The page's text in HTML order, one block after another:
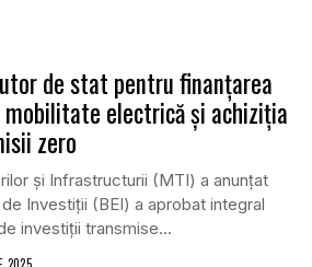
de stat pentru finanțarea
electrică și achiziția
zero
și Infrastructurii (MTI) a anunțat
Investiții (BEI) a aprobat integral
investiții transmise...